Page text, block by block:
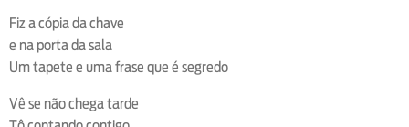
Fiz a cópia da chave
e na porta da sala
Um tapete e uma frase que é segredo
Vê se não chega tarde